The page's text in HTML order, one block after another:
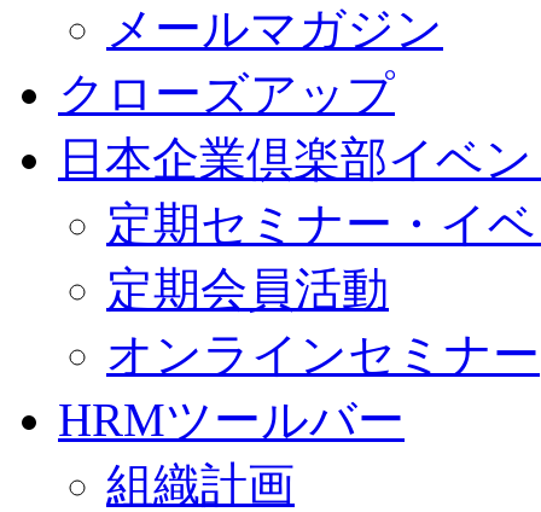
メールマガジン
クローズアップ
日本企業倶楽部イベ
定期セミナー・イ
定期会員活動
オンラインセミナー
HRMツールバー
組織計画